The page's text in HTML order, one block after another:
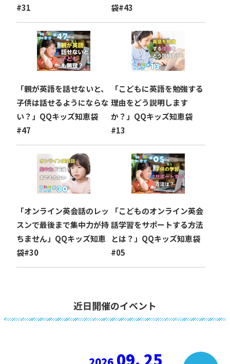
#31
袋#43
「親が英語を話せないと、
子供は話せるようにならな
い？」QQキッズ知恵袋
#47
「こどもに英語を勉強する
理由をどう説明します
か？」QQキッズ知恵袋
#13
「オンライン英会話のレッ
スンで最後まで集中力が持
ちません」QQキッズ知恵
袋#30
「こどものオンライン英会
話学習をサポートする方法
とは？」QQキッズ知恵袋
#05
近日開催のイベント